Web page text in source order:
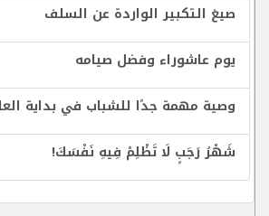
صيغ التكبير الواردة عن السلف
يوم عاشوراء وفضل صيامه
وصية مهمة جدًا للشباب في بداية
شَهْرُ رَجَبٍ لَا تَظْلِمْ فِيهِ نَفْسَكَ!